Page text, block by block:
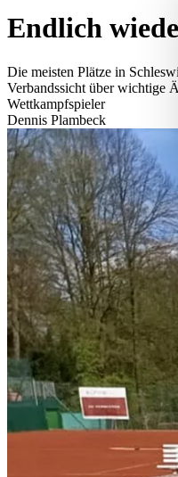
Endlich
Die meisten Plätze in
Verbandssicht über wichtige
Wettkampfspieler
Dennis Plambeck